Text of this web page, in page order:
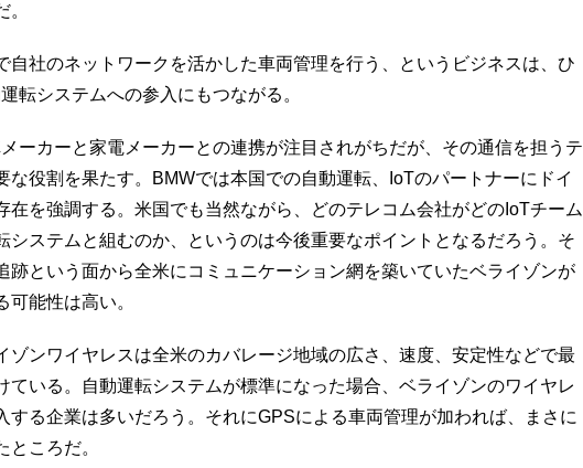
社のネットワークを活かした車両管理を行う、というビジネスは、ひ
転システムへの参入にもつながる。
ーカーと家電メーカーとの連携が注目されがちだが、その通信を担うテ
な役割を果たす。BMWでは本国での自動運転、IoTのパートナーにドイ
在を強調する。米国でも当然ながら、どのテレコム会社がどのIoTチーム
システムと組むのか、というのは今後重要なポイントとなるだろう。そ
跡という面から全米にコミュニケーション網を築いていたベライゾンが
可能性は高い。
ンワイヤレスは全米のカバレージ地域の広さ、速度、安定性などで最
ている。自動運転システムが標準になった場合、ベライゾンのワイヤレ
する企業は多いだろう。それにGPSによる車両管理が加われば、まさに
ところだ。